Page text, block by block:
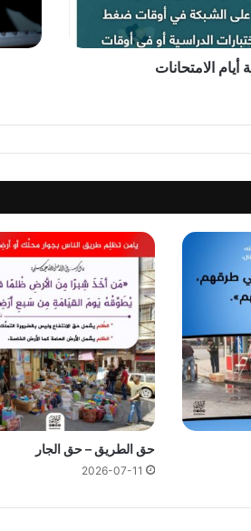
أيام الامتحانات
حق الطريق – حق الجار
2026-07-11